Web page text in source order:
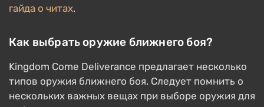
гайда о читах.
Как выбрать оружие ближнего боя?
Kingdom Come Deliverance предлагает несколько
типов оружия ближнего боя. Следует помнить о
нескольких важных вещах при выборе оружия для